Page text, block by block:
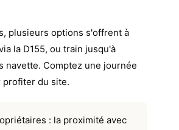
plusieurs options s'offrent à
la D155, ou train jusqu'à
navette. Comptez une journée
profiter du site.
: la proximité avec